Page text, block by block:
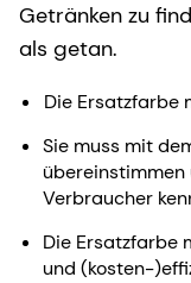
Getränken zu
als getan.
Die Ersatzfarbe
Sie muss mit
Verbraucher
Die Ersatzfarbe
und (kosten-